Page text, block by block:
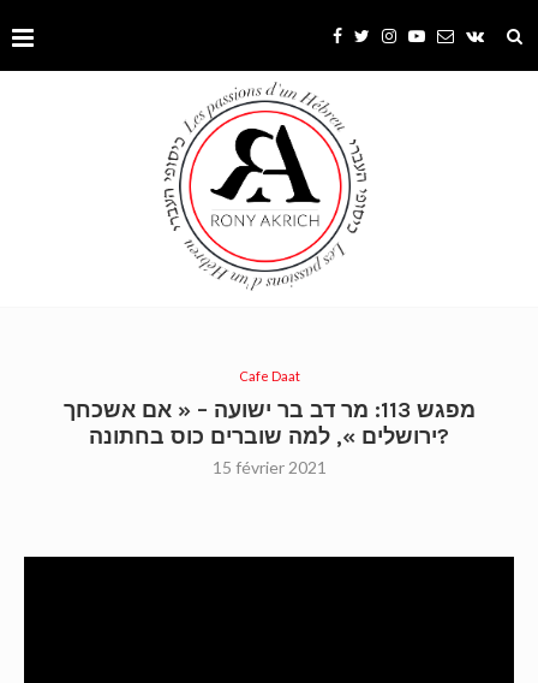
Cafe Daat
מפגש 113: מר דב בר ישועה – « אם אשכחך
ירושלים », למה שוברים כוס בחתונה?
15 février 2021